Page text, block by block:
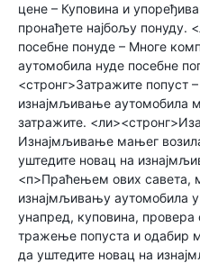
цене – Куповина и
пронађете најбољу понуду.
посебне понуде – Многе
аутомобила нуде посебне
<стронг>Затражите попуст
изнајмљивање аутомобила
затражите.
Изнајмљивање мањег
уштедите новац на
<п>Праћењем ових савета,
изнајмљивању аутомобила
унапред, куповина, провера
тражење попуста и одабир
да уштедите новац на